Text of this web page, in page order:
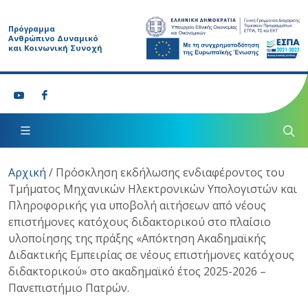
Πρόγραμμα
Ανθρώπινο Δυναμικό
και Κοινωνική Συνοχή
Αρχική / Πρόσκληση εκδήλωσης ενδιαφέροντος του
Τμήματος Μηχανικών Ηλεκτρονικών Υπολογιστών και
Πληροφορικής για υποβολή αιτήσεων από νέους
επιστήμονες κατόχους διδακτορικού στο πλαίσιο
υλοποίησης της πράξης «Απόκτηση Ακαδημαϊκής
Διδακτικής Εμπειρίας σε νέους επιστήμονες κατόχους
διδακτορικού» στο ακαδημαϊκό έτος 2025-2026 –
Πανεπιστήμιο Πατρών.